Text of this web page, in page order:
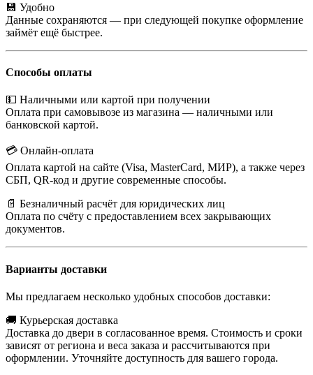
💾 Удобно
Данные сохраняются — при следующей покупке оформление
займёт ещё быстрее.
Способы оплаты
💵 Наличными или картой при получении
Оплата при самовывозе из магазина — наличными или
банковской картой.
💳 Онлайн-оплата
Оплата картой на сайте (Visa, MasterCard, МИР), а также через
СБП, QR-код и другие современные способы.
📄 Безналичный расчёт для юридических лиц
Оплата по счёту с предоставлением всех закрывающих
документов.
Варианты доставки
Мы предлагаем несколько удобных способов доставки:
🚚 Курьерская доставка
Доставка до двери в согласованное время. Стоимость и сроки
зависят от региона и веса заказа и рассчитываются при
оформлении. Уточняйте доступность для вашего города.